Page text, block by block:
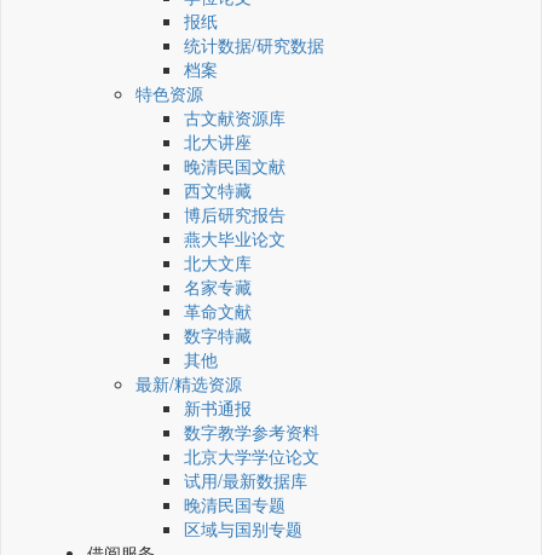
报纸
统计数据/研究数据
档案
特色资源
古文献资源库
北大讲座
晚清民国文献
西文特藏
博后研究报告
燕大毕业论文
北大文库
名家专藏
革命文献
数字特藏
其他
最新/精选资源
新书通报
数字教学参考资料
北京大学学位论文
试用/最新数据库
晚清民国专题
区域与国别专题